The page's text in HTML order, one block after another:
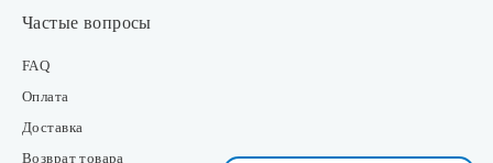
Частые вопросы
FAQ
Оплата
Доставка
Возврат товара